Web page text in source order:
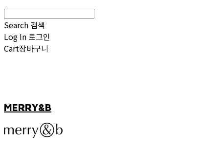
Search 검색
Log In 로그인
Cart장바구니
MERRY&B